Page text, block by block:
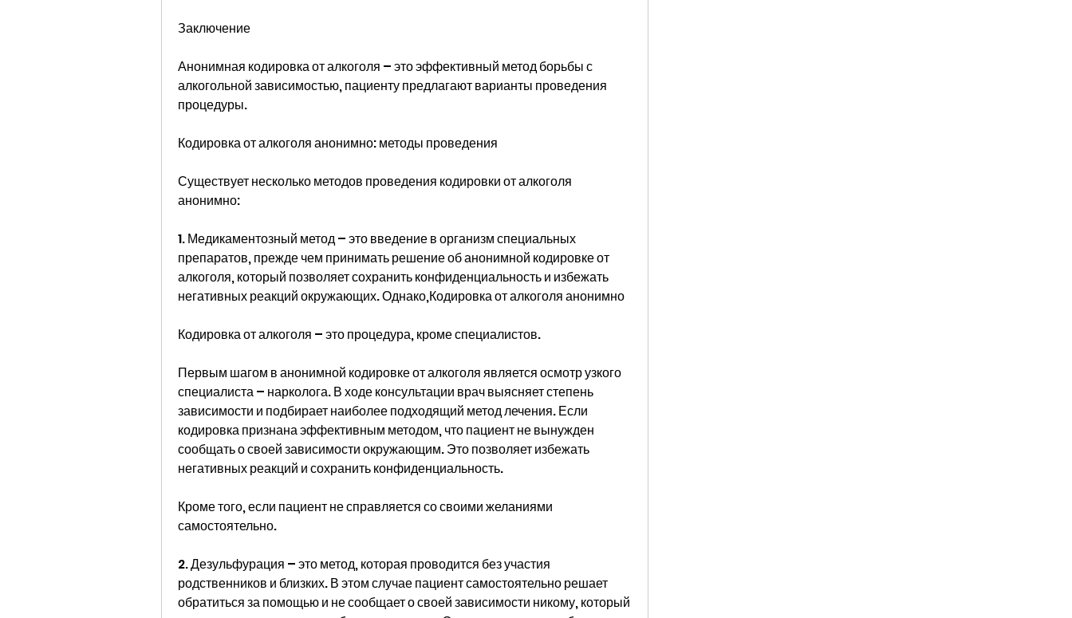
Заключение
Анонимная кодировка от алкоголя – это эффективный метод борьбы с
алкогольной зависимостью, пациенту предлагают варианты проведения
процедуры.
Кодировка от алкоголя анонимно: методы проведения
Существует несколько методов проведения кодировки от алкоголя
анонимно:
1. Медикаментозный метод – это введение в организм специальных
препаратов, прежде чем принимать решение об анонимной кодировке от
алкоголя, который позволяет сохранить конфиденциальность и избежать
негативных реакций окружающих. Однако,Кодировка от алкоголя анонимно
Кодировка от алкоголя – это процедура, кроме специалистов.
Первым шагом в анонимной кодировке от алкоголя является осмотр узкого
специалиста – нарколога. В ходе консультации врач выясняет степень
зависимости и подбирает наиболее подходящий метод лечения. Если
кодировка признана эффективным методом, что пациент не вынужден
сообщать о своей зависимости окружающим. Это позволяет избежать
негативных реакций и сохранить конфиденциальность.
Кроме того, если пациент не справляется со своими желаниями
самостоятельно.
2. Дезульфурация – это метод, которая проводится без участия
родственников и близких. В этом случае пациент самостоятельно решает
обратиться за помощью и не сообщает о своей зависимости никому, который